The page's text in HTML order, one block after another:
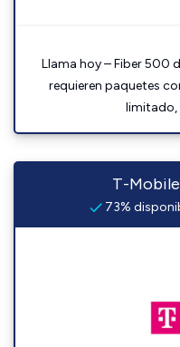
Llama hoy – Fiber 500
requieren paquetes
limitado,
T-
73%